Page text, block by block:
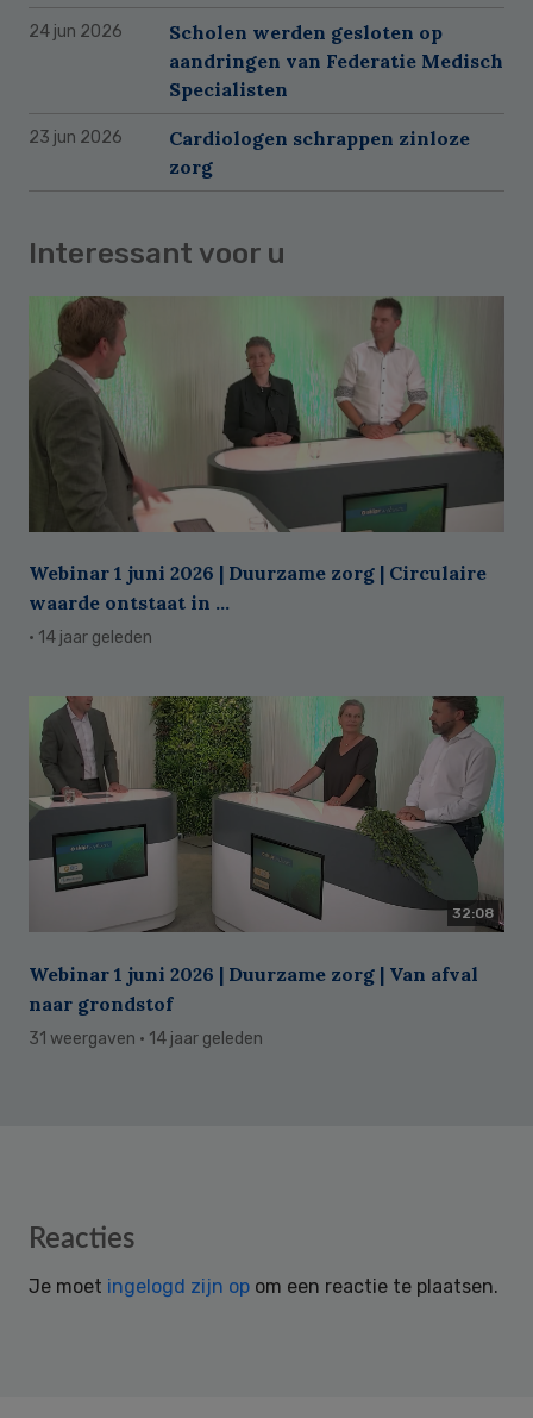
24 jun 2026
Scholen werden gesloten op
aandringen van Federatie Medisch
Specialisten
23 jun 2026
Cardiologen schrappen zinloze
zorg
Interessant voor u
Webinar 1 juni 2026 | Duurzame zorg | Circulaire
waarde ontstaat in ...
· 14 jaar geleden
32:08
Webinar 1 juni 2026 | Duurzame zorg | Van afval
naar grondstof
31 weergaven · 14 jaar geleden
Reader
Reacties
Je moet ingelogd zijn op om een reactie te plaatsen.